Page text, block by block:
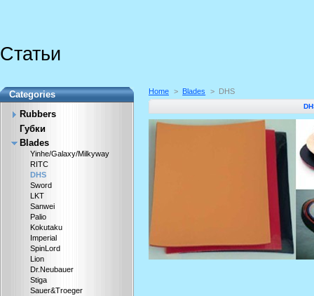
Статьи
Categories
Rubbers
Губки
Blades
Yinhe/Galaxy/Milkyway
RITC
DHS
Sword
LKT
Sanwei
Palio
Kokutaku
Imperial
SpinLord
Lion
Dr.Neubauer
Stiga
Sauer&Troeger
Home > Blades > DHS